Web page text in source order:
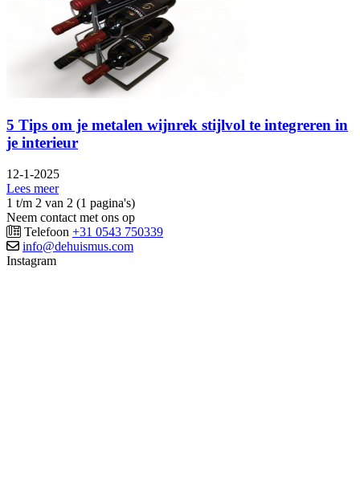
5 Tips om je metalen wijnrek stijlvol te integreren in
je interieur
12-1-2025
Lees meer
1 t/m 2 van 2 (1 pagina's)
Neem contact met ons op
Telefoon +31 0543 750339
info@dehuismus.com
Instagram